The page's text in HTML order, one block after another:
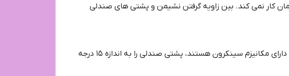
کار نمی کند. بین زاویه گرفتن نشیمن و پشتی های صندلی
مثالی که برای این مورد می توان برای شما توضیح داد این است که اگر در صندلی های اداری که دارای مکانیزم سینکرون هستند، پشتی صندلی را به اندازه ۱۵ درجه